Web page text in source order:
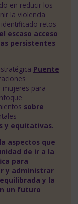
en reducir los
la violencia
retos
escaso acceso
persistentes
Puente
mujeres para
sobre
y equitativas.
aspectos que
de ir a la
para
y administrar
y la
un futuro